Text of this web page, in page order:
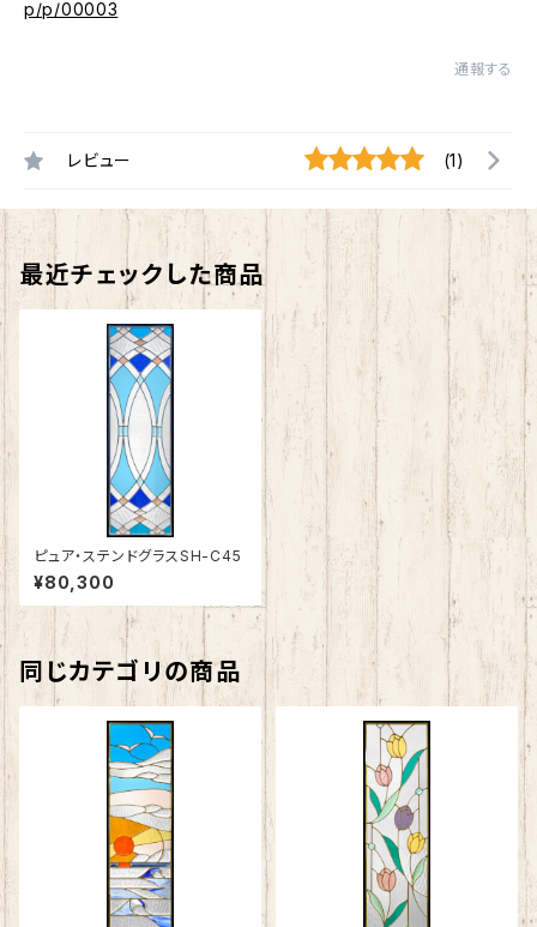
p/p/00003
通報する
レビュー (1)
最近チェックした商品
ピュア・ステンドグラスSH-C45
¥80,300
同じカテゴリの商品